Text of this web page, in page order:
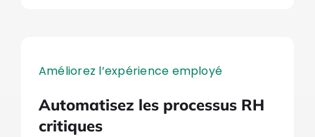
Améliorez l’expérience employé
Automatisez les processus RH
critiques